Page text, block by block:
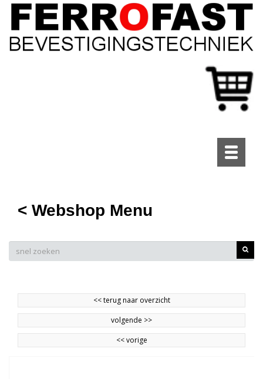
Toggle
< Webshop Menu
<<terug naar overzicht
volgende >>
<<vorige